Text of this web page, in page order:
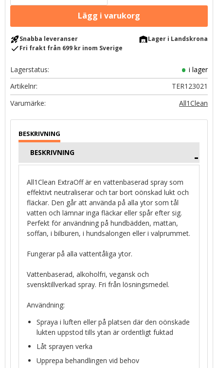
rocket_launchSnabba leveranser warehouseLager i Landskrona
checkFri frakt från 699 kr inom Sverige
Lagerstatus
i lager
Artikelnr
TER123021
All1Clean
BESKRIVNING
All1Clean ExtraOff är en vattenbaserad spray som
effektivt neutraliserar och tar bort oönskad lukt och
fläckar. Den går att använda på alla ytor som tål
vatten och lämnar inga fläckar eller spår efter sig.
Perfekt för användning på hundbädden, mattan,
soffan, i bilburen, i hundsalongen eller i valprummet.
Fungerar på alla vattentåliga ytor.
Vattenbaserad, alkoholfri, vegansk och
svensktillverkad spray. Fri från lösningsmedel.
Användning:
Spraya i luften eller på platsen där den oönskade
lukten uppstod tills ytan är ordentligt fuktad
Låt sprayen verka
Upprepa behandlingen vid behov